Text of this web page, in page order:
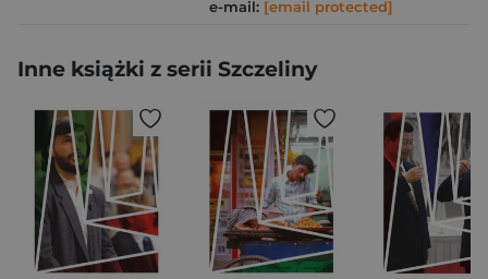
e-mail: [email protected]
Inne książki z serii Szczeliny